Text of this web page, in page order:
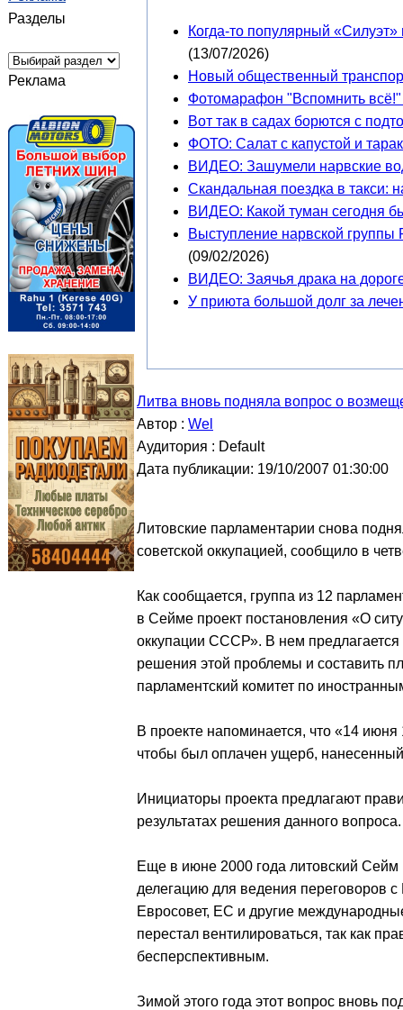
Разделы
Реклама
Когда-то популярный «Силуэт»
(13/07/2026)
Новый общественный
Фотомарафон "Вспомнить всё!"
Вот так в садах борются с
ФОТО: Салат с капустой и
ВИДЕО: Зашумели нарвские
Скандальная поездка в такси:
ВИДЕО: Какой туман сегодня
Выступление нарвской
(09/02/2026)
ВИДЕО: Заячья драка на
У приюта большой долг за
Литва вновь подняла вопрос о
Автор : Wel
Аудитория : Default
Дата публикации: 19/10/2007 01:30:00
Литовские парламентарии снова
советской оккупацией, сообщило в
Как сообщается, группа из 12
в Сейме проект постановления «О
оккупации СССР». В нем предлагается
решения этой проблемы и составить
парламентский комитет по
В проекте напоминается, что «14
чтобы был оплачен ущерб,
Инициаторы проекта предлагают
результатах решения данного вопроса.
Еще в июне 2000 года литовский Сейм
делегацию для ведения
Евросовет, ЕС и другие
перестал вентилироваться, так как
бесперспективным.
Зимой этого года этот вопрос вновь